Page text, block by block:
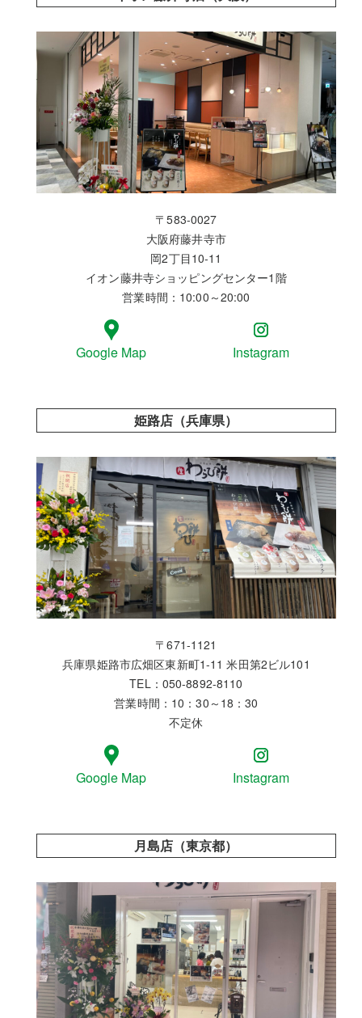
〒583-0027
大阪府藤井寺市
岡2丁目10-11
イオン藤井寺ショッピングセンター1階
営業時間：10:00～20:00
Google Map Instagram
姫路店（兵庫県）
〒671-1121
兵庫県姫路市広畑区東新町1-11 米田第2ビル101
TEL：050-8892-8110
営業時間：10：30～18：30
不定休
Google Map Instagram
月島店（東京都）